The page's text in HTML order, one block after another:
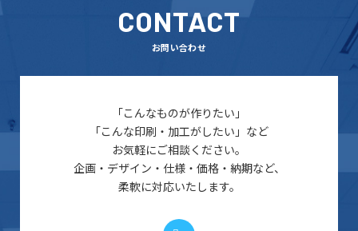
CONTACT
お問い合わせ
「こんなものが作りたい」
「こんな印刷・加工がしたい」など
お気軽にご相談ください。
企画・デザイン・仕様・価格・納期など、
柔軟に対応いたします。